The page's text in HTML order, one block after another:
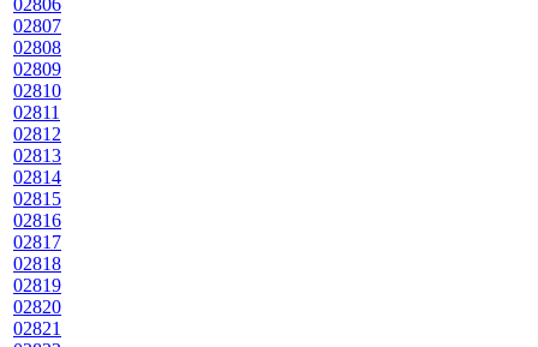
02806
02807
02808
02809
02810
02811
02812
02813
02814
02815
02816
02817
02818
02819
02820
02821